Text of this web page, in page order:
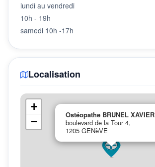
lundi au vendredi
10h - 19h
samedi 10h -17h
Localisation
Ostéopathe BRUNEL XAVIER
boulevard de la Tour 4,
1205 GENèVE
+
−